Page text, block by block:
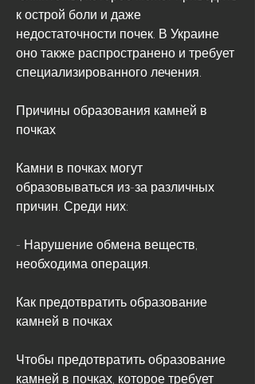
к острой боли и даже
недостаточности почек. В Украине
оно также распространено и требует
специализированного лечения.
Причины образования камней в
почках
Камни в почках могут
образовываться из-за различных
причин. Среди них:
- Нарушение обмена веществ,
необходима операция.
Как предотвратить образование
камней в почках
Чтобы предотвратить образование
камней в почках, которое требует